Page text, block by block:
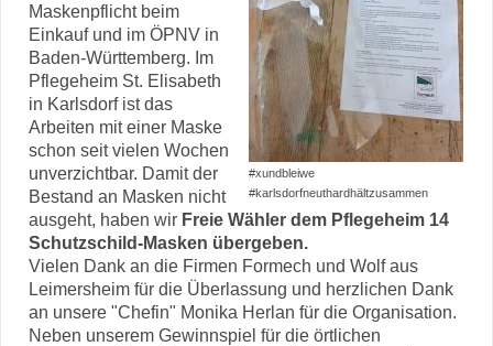
#xundbleiwe
#karlsdorfneuthardhältzusammen
Maskenpflicht beim
Einkauf und im ÖPNV in
Baden-Württemberg. Im
Pflegeheim St. Elisabeth
in Karlsdorf ist das
Arbeiten mit einer Maske
schon seit vielen Wochen
unverzichtbar. Damit der
Bestand an Masken nicht
ausgeht, haben wir Freie Wähler dem Pflegeheim 14
Schutzschild-Masken übergeben.
Vielen Dank an die Firmen Formech und Wolf aus
Leimersheim für die Überlassung und herzlichen Dank
an unsere "Chefin" Monika Herlan für die Organisation.
Neben unserem Gewinnspiel für die örtlichen